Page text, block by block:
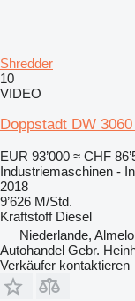
Shredder
10
VIDEO
Doppstadt DW
EUR 93’000 ≈ CHF
Industriemaschinen -
2018
9’626 M/Std.
Kraftstoff Diesel
Niederlande, Almelo
Autohandel Gebr.
Verkäufer kontaktieren